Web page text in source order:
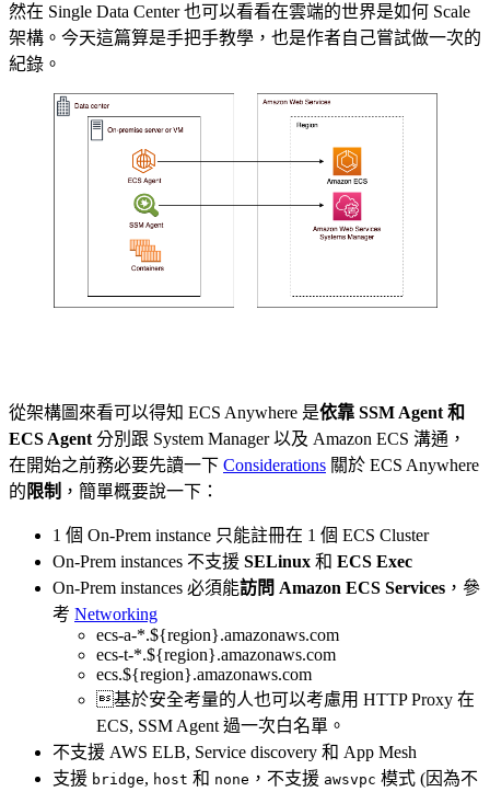
然在 Single Data Center 也可以看看在雲端的世界是如何 Scale
架構。今天這篇算是手把手教學，也是作者自己嘗試做一次的
紀錄。
從架構圖來看可以得知 ECS Anywhere 是依靠 SSM Agent 和
ECS Agent 分別跟 System Manager 以及 Amazon ECS 溝通，
在開始之前務必要先讀一下 Considerations 關於 ECS Anywhere
的 限制 ，簡單概要說一下：
1 個 On-Prem instance 只能註冊在 1 個 ECS Cluster
On-Prem instances 不支援 SELinux 和 ECS Exec
On-Prem instances 必須能訪問 Amazon ECS Services ，參
考 Networking
ecs-a-*.${region}.amazonaws.com
ecs-t-*.${region}.amazonaws.com
ecs.${region}.amazonaws.com
基於安全考量的人也可以考慮用 HTTP Proxy 在
ECS, SSM Agent 過一次白名單。
不支援 AWS ELB, Service discovery 和 App Mesh
支援 bridge, host 和 none ，不支援 awsvpc 模式 (因為不